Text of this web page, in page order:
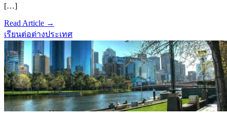
[…]
Read Article →
เรียนต่อต่างประเทศ